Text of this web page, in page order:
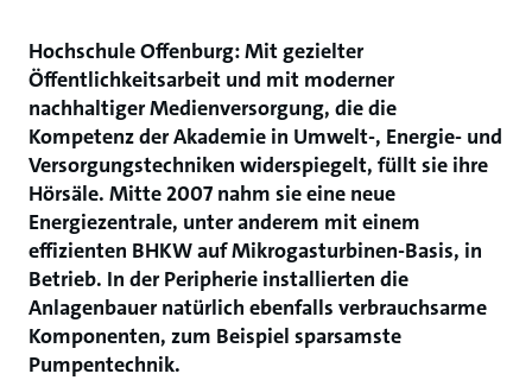
Hochschule Offenburg: Mit gezielter
Öffentlichkeitsarbeit und mit moderner
nachhaltiger Medienversorgung, die die
Kompetenz der Akademie in Umwelt-, Energie- und
Versorgungstechniken widerspiegelt, füllt sie ihre
Hörsäle. Mitte 2007 nahm sie eine neue
Energiezentrale, unter anderem mit einem
effizienten BHKW auf Mikrogasturbinen-Basis, in
Betrieb. In der Peripherie installierten die
Anlagenbauer natürlich ebenfalls verbrauchsarme
Komponenten, zum Beispiel sparsamste
Pumpentechnik.